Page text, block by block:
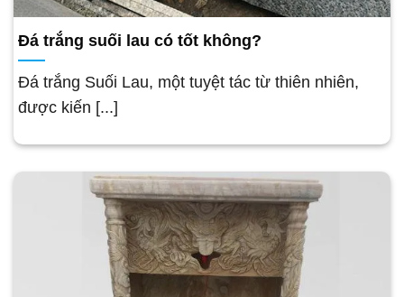
Đá trắng suối lau có tốt không?
Đá trắng Suối Lau, một tuyệt tác từ thiên nhiên,
được kiến [...]